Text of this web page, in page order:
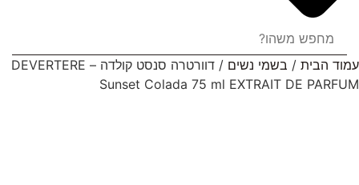
עמוד הבית / בשמי נשים
/ דוורטרה סנסט קולדה – DEVERTERE
Sunset Colada 75 ml EXTRAIT DE PARFUM